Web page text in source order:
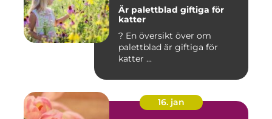
Är palettblad giftiga för
katter
? En översikt över om
palettblad är giftiga för
katter ...
16. jan